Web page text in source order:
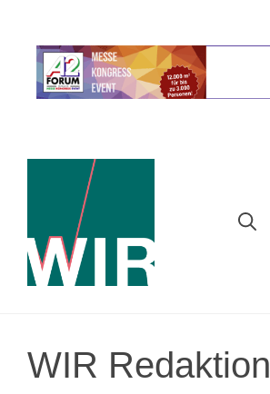
springen
WIR Redaktion